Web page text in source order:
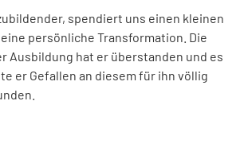
spendiert uns einen kleinen
persönliche Transformation. Die
Ausbildung hat er überstanden und es
er Gefallen an diesem für ihn völlig